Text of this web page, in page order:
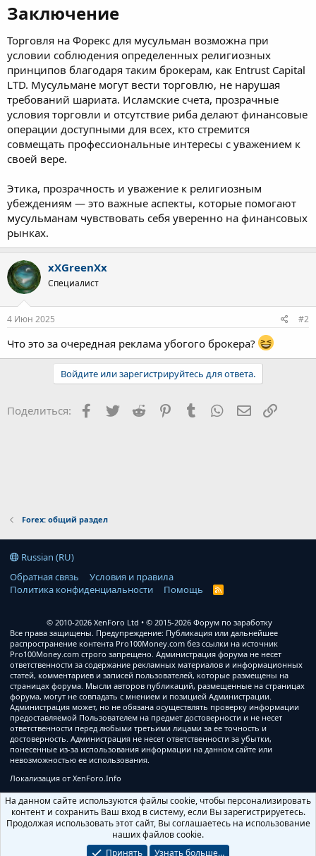
Заключение​
Торговля на Форекс для мусульман возможна при
условии соблюдения определенных религиозных
принципов благодаря таким брокерам, как Entrust Capital
LTD. Мусульмане могут вести торговлю, не нарушая
требований шариата. Исламские счета, прозрачные
условия торговли и отсутствие риба делают финансовые
операции доступными для всех, кто стремится
совмещать профессиональные интересы с уважением к
своей вере.
Этика, прозрачность и уважение к религиозным
убеждениям — это важные аспекты, которые помогают
мусульманам чувствовать себя уверенно на финансовых
рынках.
xXGreenXx
Специалист
4 Июн 2025 #2
Что это за очередная реклама убогого брокера?
Войдите или зарегистрируйтесь для ответа.
Поделиться: Facebook
Twitter Reddit PinterestTumblr WhatsApp
Forex: общий раздел
Russian (RU)
Обратная связь
Условия и правила
Политика конфиденциальности
Помощь
R
© 2010-2026 XenForo Ltd
© 2015-2026 Форум по заработку
Все права защищены. Предупреждение: Публикация или дальнейшее
распространение контента Pro100Money.com без ссылки на источник
Pro100Money.com строго запрещено. Администрация форума не несет
ответственности за содержание рекламных материалов и информационных
статей, комментариев и записей пользователей, которые размещены на
страницах форума. Мысли авторов публикаций, размещенные на страницах
форума, могут не совпадать с мнением и позицией Администрации.
Администрация может, но не обязана осуществлять проверку информации
предоставляемой Пользователем на предмет достоверности и не несет
ответственности перед любыми третьими лицами за ее точность и
достоверность. Администрация не несет ответственности за убытки,
понесенные из-за использования информации на данном сайте или
невозможностью ее использования.
Локализация от XenForo.Info
На данном сайте используются файлы cookie, чтобы персонализировать
контент и сохранить Ваш вход в систему, если Вы зарегистрируетесь.
Продолжая использовать этот сайт, Вы соглашаетесь на использование
наших файлов cookie.
Принять
Узнать больше…